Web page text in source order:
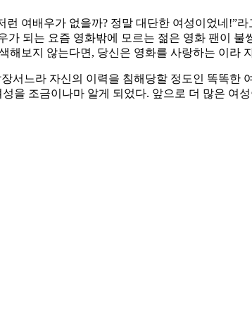
여배우가 없을까? 정말 대단한 여성이었네!”
되는 요즘 영화밖에 모르는 젊은 영화 팬이 불
해보지 않는다면, 당신은 영화를 사랑하는 이라
서느라 자신의 이력을 침해당할 정도인 똑똑한
을 조금이나마 알게 되었다. 앞으로 더 많은 여